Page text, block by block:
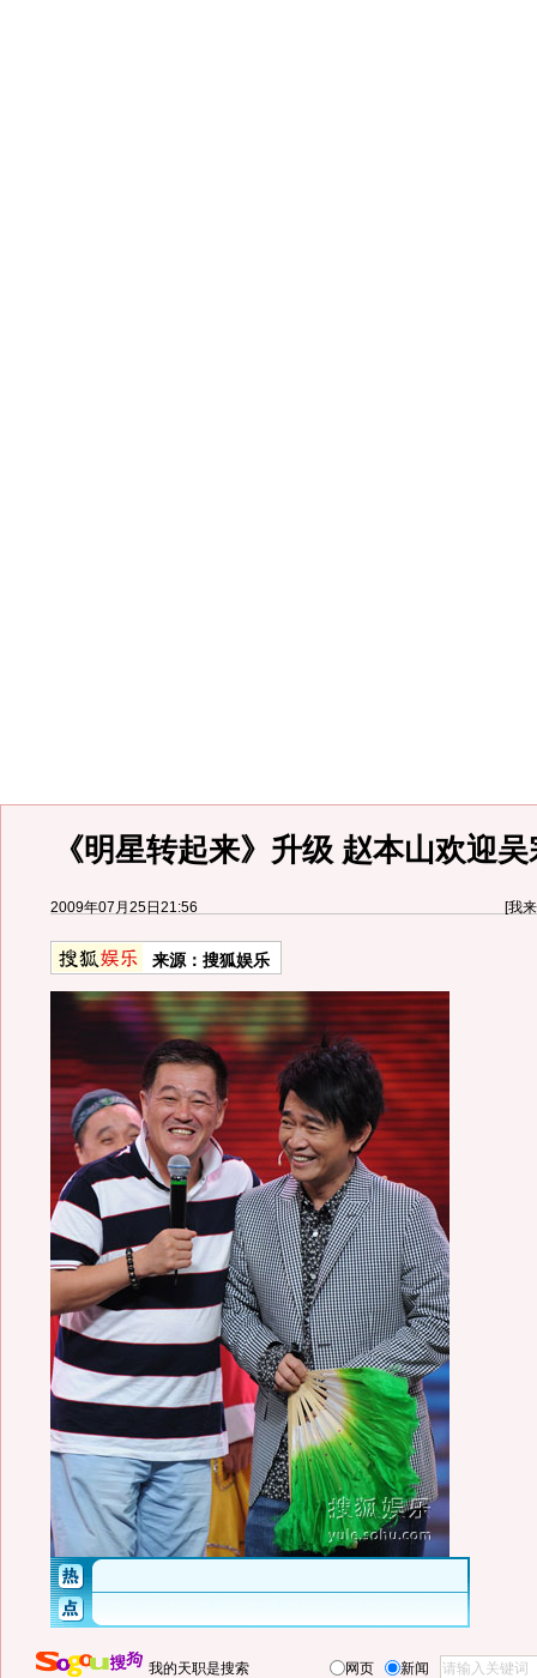
《明星转起来》升级 赵本山欢迎
2009年07月25日21:56 [我
来源： 搜狐娱乐
我的天职是搜索 网页 新闻